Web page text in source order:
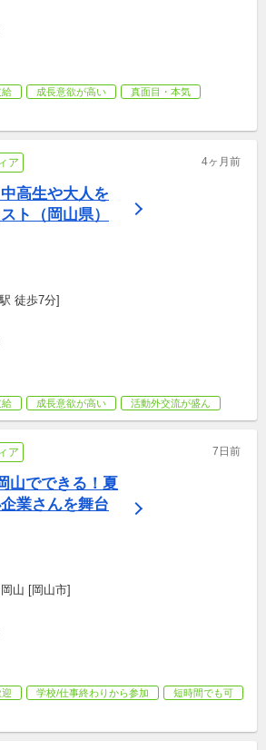
給 成長意欲が高い
真面目・本気
ア 4ヶ月前
高生や大人を
ト（岡山県）
徒歩7分]
給 成長意欲が高い 活動外交流が盛ん
ア 7日前
山でできる！夏
業さんを舞台
山 [岡山市]
学校/仕事終わりから参加
短時間でも可